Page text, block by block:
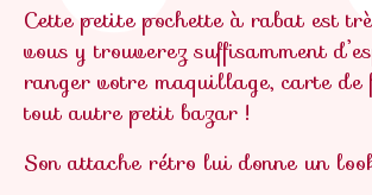
Cette petite pochette à rabat est
vous y trouverez suffisamment
ranger votre maquillage, carte
tout autre petit bazar !
Son attache rétro lui donne un